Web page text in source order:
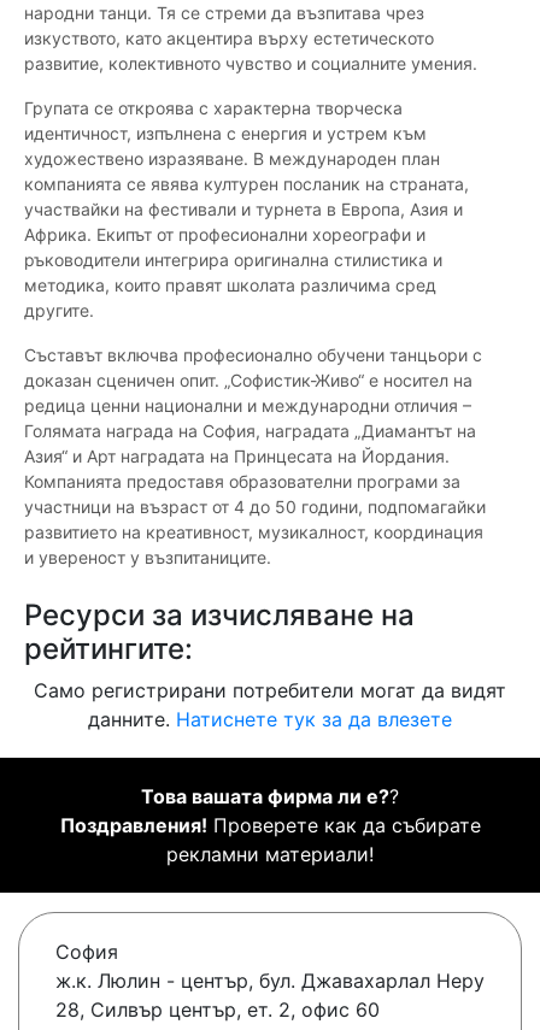
народни танци. Тя се стреми да възпитава чрез
изкуството, като акцентира върху естетическото
развитие, колективното чувство и социалните умения.
Групата се откроява с характерна творческа
идентичност, изпълнена с енергия и устрем към
художествено изразяване. В международен план
компанията се явява културен посланик на страната,
участвайки на фестивали и турнета в Европа, Азия и
Африка. Екипът от професионални хореографи и
ръководители интегрира оригинална стилистика и
методика, които правят школата различима сред
другите.
Съставът включва професионално обучени танцьори с
доказан сценичен опит. „Софистик-Живо“ е носител на
редица ценни национални и международни отличия –
Голямата награда на София, наградата „Диамантът на
Азия“ и Арт наградата на Принцесата на Йордания.
Компанията предоставя образователни програми за
участници на възраст от 4 до 50 години, подпомагайки
развитието на креативност, музикалност, координация
и увереност у възпитаниците.
Ресурси за изчисляване на
рейтингите:
Само регистрирани потребители могат да видят
данните. Натиснете тук за да влезете
Това вашата фирма ли е??
Поздравления! Проверете как да събирате
рекламни материали!
София
ж.к. Люлин - център, бул. Джавахарлал Неру
28, Силвър център, ет. 2, офис 60